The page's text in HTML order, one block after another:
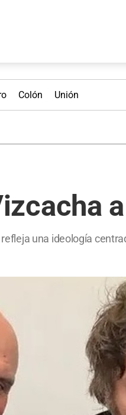
Colón Unión
una ideología